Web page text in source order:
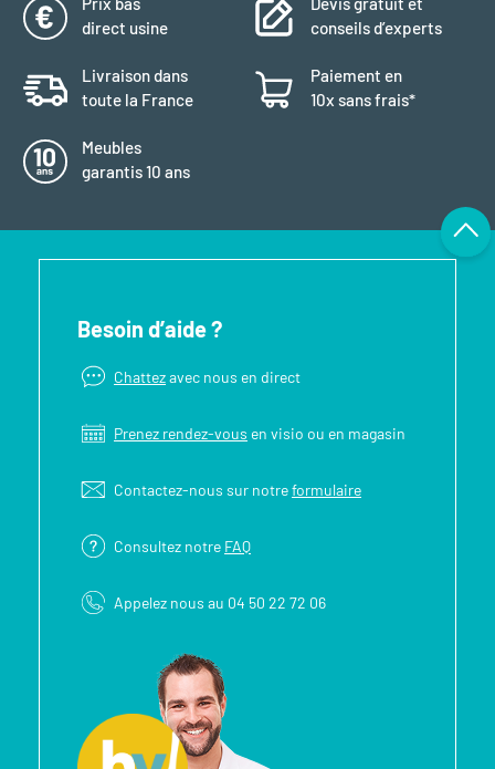
direct usine
conseils d’experts
Livraison dans
toute la France
Paiement en
10x sans frais*
Meubles
garantis 10 ans
Besoin d’aide ?
Chattezavec nous en direct
Prenez rendez-vous en visio ou en magasin
Contactez-nous sur notreformulaire
Consultez notre FAQ
Appelez nous au 04 50 22 72 06